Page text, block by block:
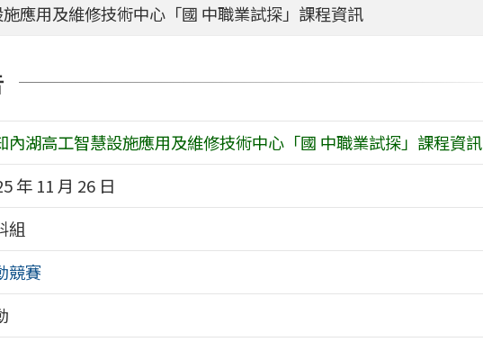
應用及維修技術中心「國 中職業試探」課程資訊
內湖高工智慧設施應用及維修技術中心「國 中職業試探」課程資訊
年 11 月 26 日
組
競賽